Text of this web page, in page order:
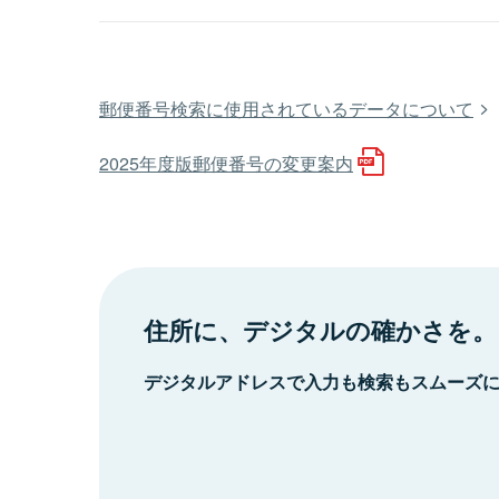
郵便番号検索に使用されているデータについて
2025年度版郵便番号の変更案内
住所に、デジタルの確かさを。
デジタルアドレスで入力も検索もスムーズ